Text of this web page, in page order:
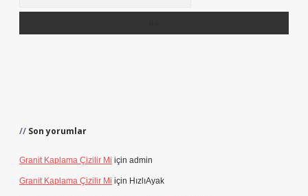
Son yorumlar
Granit Kaplama Çizilir Mi için admin
Granit Kaplama Çizilir Mi için HızlıAyak